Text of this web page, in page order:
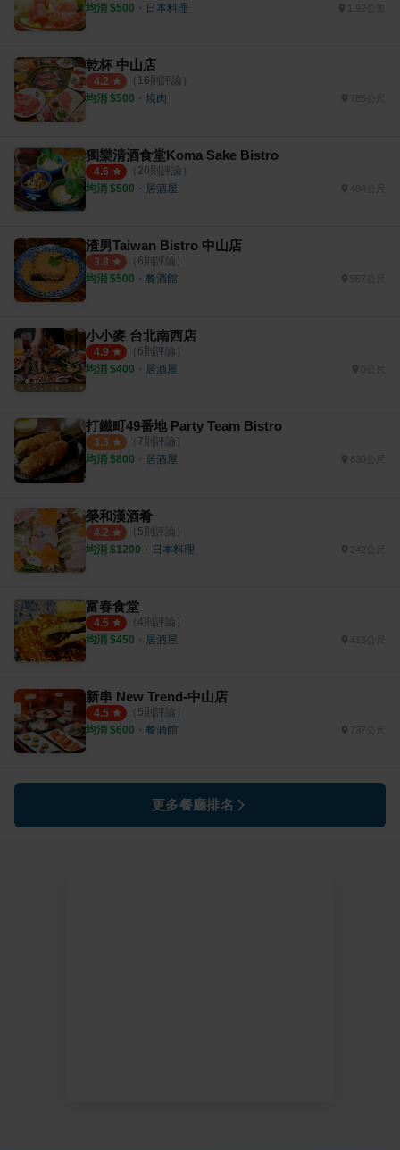
均消 $500 ・ 日本料理 1.92公里
乾杯 中山店
4.2 （ 16則評論）
均消 $500 ・ 燒肉 785公尺
獨樂清酒食堂Koma Sake Bistro
4.6 （ 20則評論）
均消 $500 ・ 居酒屋
渣男Taiwan Bistro 中山店
3.8 （ 6則評論）
均消 $500 ・ 餐酒館 587公尺
小小麥 台北南西店
4.9 （ 6則評論）
均消 $400 ・ 居酒屋
打鐵町49番地 Party Team Bistro
3.3 （ 7則評論）
均消 $800 ・ 居酒屋
榮和漢酒肴
4.2 （ 5則評論）
均消 $1200 ・ 日本料理 242公尺
富春食堂
4.5 （ 4則評論）
均消 $450 ・ 居酒屋
新串 New Trend-中山店
4.5 （ 5則評論）
均消 $600 ・ 餐酒館 737公尺
更多餐廳排名